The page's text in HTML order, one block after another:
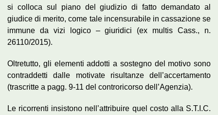
si colloca sul piano del giudizio di fatto demandato al
giudice di merito, come tale incensurabile in cassazione se
immune da vizi logico – giuridici (ex multis Cass., n.
26110/2015).
Oltretutto, gli elementi addotti a sostegno del motivo sono
contraddetti dalle motivate risultanze dell’accertamento
(trascritte a pagg. 9-11 del controricorso dell’Agenzia).
Le ricorrenti insistono nell’attribuire quel costo alla S.T.I.C.